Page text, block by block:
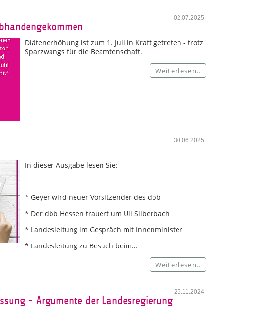
02.07.2025
Diätenerhöhung ist zum 1. Juli in Kraft getreten - trotz
Sparzwangs für die Beamtenschaft.
Weiterlesen..
30.06.2025
In dieser Ausgabe lesen Sie:
* Geyer wird neuer Vorsitzender des dbb
* Der dbb Hessen trauert um Uli Silberbach
* Landesleitung im Gespräch mit Innenminister
* Landesleitung zu Besuch beim…
Weiterlesen..
25.11.2024
- Argumente der Landesregierung